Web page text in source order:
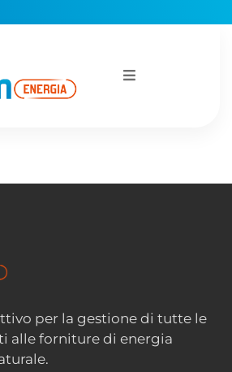
per la gestione di tutte le
alle forniture di energia